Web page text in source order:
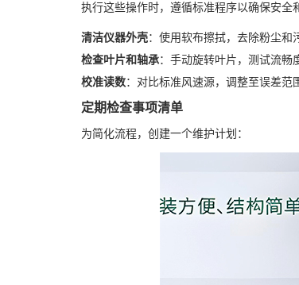
执行这些操作时，遵循标准程序以确保安全
清洁仪器外壳：使用软布擦拭，去除粉尘和
检查叶片和轴承：手动旋转叶片，测试流畅
校准读数：对比标准风速源，调整至误差范
定期检查事项清单
为简化流程，创建一个维护计划：